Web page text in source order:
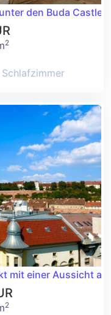
den Buda Castle
2
Schlafzimmer
mit einer Aussicht
2